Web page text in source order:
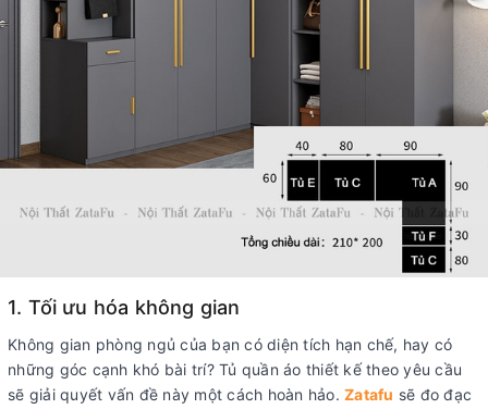
1. Tối ưu hóa không gian
Không gian phòng ngủ của bạn có diện tích hạn chế, hay có
những góc cạnh khó bài trí? Tủ quần áo thiết kế theo yêu cầu
sẽ giải quyết vấn đề này một cách hoàn hảo. Zatafu sẽ đo đạc